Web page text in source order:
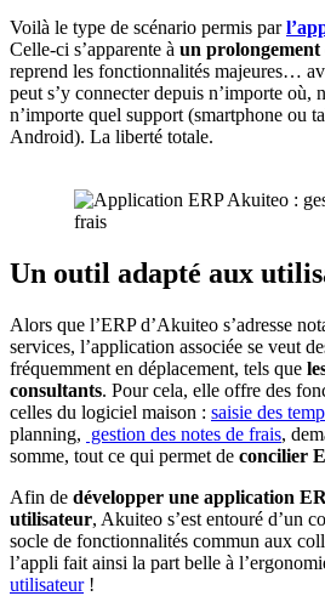
Voilà le type de scénario permis par
Celle-ci s’apparente à un prolongement
reprend les fonctionnalités majeures…
peut s’y connecter depuis n’importe où,
n’importe quel support (smartphone ou
Android). La liberté totale.
Un outil adapté aux
Alors que l’ERP d’Akuiteo s’adresse
services, l’application associée se veut
fréquemment en déplacement, tels que
consultants. Pour cela, elle offre des
celles du logiciel maison : saisie des
planning, gestion des notes de frais,
somme, tout ce qui permet de concilier
Afin de développer une application
utilisateur, Akuiteo s’est entouré d’un
socle de fonctionnalités commun aux
l’appli fait ainsi la part belle à
utilisateur!